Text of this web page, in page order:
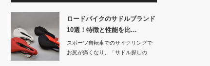
ロードバイクのサドルブランド
10選！特徴と性能を比…
スポーツ自転車でのサイクリングで
お尻が痛くなり、「サドル探しの